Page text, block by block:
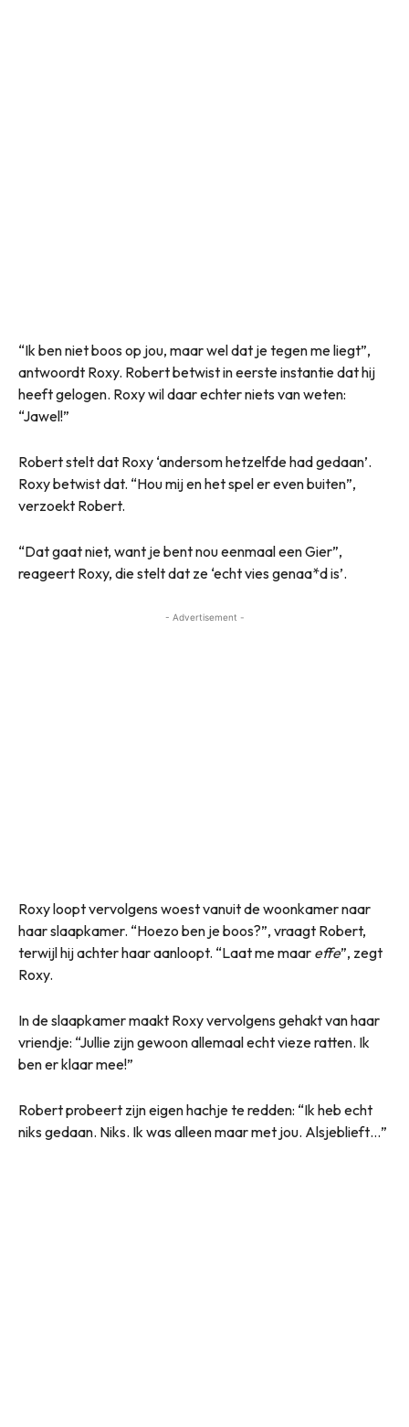
“Ik ben niet boos op jou, maar wel dat je tegen me liegt”,
antwoordt Roxy. Robert betwist in eerste instantie dat hij
heeft gelogen. Roxy wil daar echter niets van weten:
“Jawel!”
Robert stelt dat Roxy ‘andersom hetzelfde had gedaan’.
Roxy betwist dat. “Hou mij en het spel er even buiten”,
verzoekt Robert.
“Dat gaat niet, want je bent nou eenmaal een Gier”,
reageert Roxy, die stelt dat ze ‘echt vies genaa*d is’.
- Advertisement -
Roxy loopt vervolgens woest vanuit de woonkamer naar
haar slaapkamer. “Hoezo ben je boos?”, vraagt Robert,
terwijl hij achter haar aanloopt. “Laat me maar effe”, zegt
Roxy.
In de slaapkamer maakt Roxy vervolgens gehakt van haar
vriendje: “Jullie zijn gewoon allemaal echt vieze ratten. Ik
ben er klaar mee!”
Robert probeert zijn eigen hachje te redden: “Ik heb echt
niks gedaan. Niks. Ik was alleen maar met jou. Alsjeblieft…”